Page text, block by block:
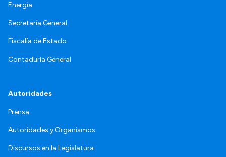
Energía
Secretaría General
Fiscalía de Estado
Contaduría General
Autoridades
Prensa
Autoridades y Organismos
Discursos en la Legislatura